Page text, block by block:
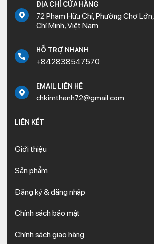
ĐỊA CHỈ CỬA HÀNG
72 Phạm Hữu Chí, Phường Chợ
Chí Minh, Việt Nam
HỖ TRỢ NHANH
+842838547570
EMAIL LIÊN HỆ
chkimthanh72@gmail.com
LIÊN KẾT
Giới thiệu
Sản phẩm
Đăng ký & đăng nhập
Chính sách bảo mật
Chính sách giao hàng